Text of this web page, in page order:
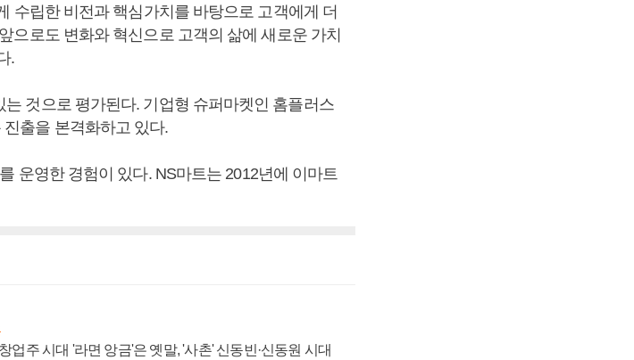
수립한 비전과 핵심가치를 바탕으로 고객에게 더
으로도 변화와 혁신으로 고객의 삶에 새로운 가치
.
것으로 평가된다. 기업형 슈퍼마켓인 홈플러스
출을 본격화하고 있다.
운영한 경험이 있다. NS마트는 2012년에 이마트
업주 시대 '라면 앙금'은 옛말, '사촌' 신동빈·신동원 시대